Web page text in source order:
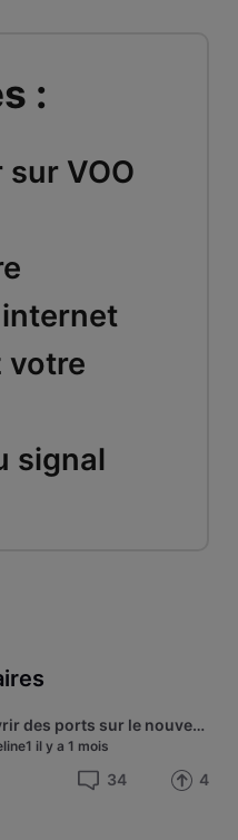
:
VOO
votre
signal
[TUTO] Comment ouvrir des ports sur le nouveau modem Technicolor de VOO - modèle CGA4233
il y a 1 mois
34 4